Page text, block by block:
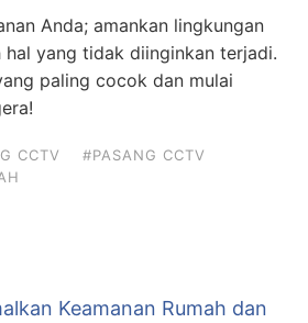
Anda; amankan lingkungan
hal yang tidak diinginkan terjadi.
paling cocok dan mulai
CCTV
#PASANG CCTV
Keamanan Rumah dan